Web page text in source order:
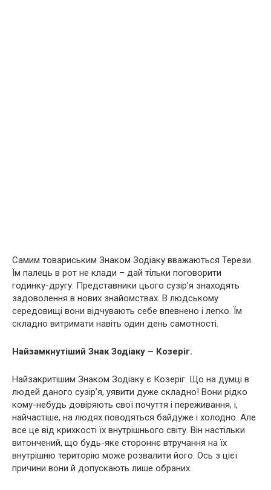
Самим товариським Знаком Зодіаку вважаються Терези.
Їм палець в рот не клади – дай тільки поговорити
годинку-другу. Представники цього сузір’я знаходять
задоволення в нових знайомствах. В людському
середовищі вони відчувають себе впевнено і легко. Їм
складно витримати навіть один день самотності.
Найзамкнутіший Знак Зодіаку – Козеріг.
Найзакритішим Знаком Зодіаку є Козеріг. Що на думці в
людей даного сузір’я, уявити дуже складно! Вони рідко
кому-небудь довіряють свої почуття і переживання, і,
найчастіше, на людях поводяться байдуже і холодно. Але
все це від крихкості їх внутрішнього світу. Він настільки
витончений, що будь-яке стороннє втручання на їх
внутрішню територію може розвалити його. Ось з цієї
причини вони й допускають лише обраних.